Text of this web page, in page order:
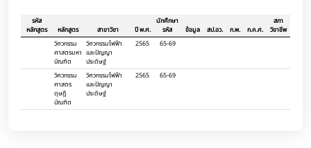
รหัส
หลักสูตร
หลักสูตร สาขาวิชา ปี พ.ศ.
นักศึกษา
รหัส
ข้อมูล สป.อว. ก.พ. ก.ค.ศ.
สภา
วิชาชีพ
วิศวกรรม
ศาสตรมหา
บัณฑิต
วิศวกรรมไฟฟ้า
และปัญญา
ประดิษฐ์
2565 65-69
วิศวกรรม
ศาสตร
ดุษฎี
บัณฑิต
วิศวกรรมไฟฟ้า
และปัญญา
ประดิษฐ์
2565 65-69